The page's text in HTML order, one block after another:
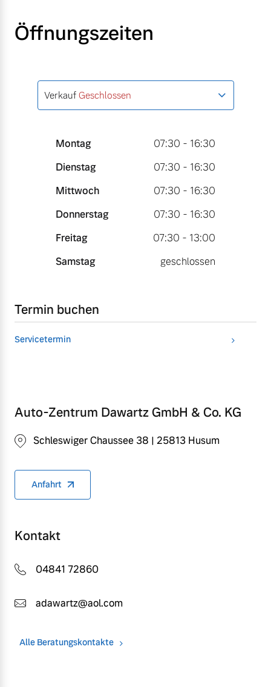
Öffnungszeiten
Verkauf Geschlossen
Montag
07:30 - 16:30
Dienstag
07:30 - 16:30
Mittwoch
07:30 - 16:30
Donnerstag
07:30 - 16:30
Freitag
07:30 - 13:00
Samstag
geschlossen
Termin buchen
Servicetermin
Auto-Zentrum Dawartz GmbH & Co. KG
Schleswiger Chaussee 38 | 25813 Husum
Anfahrt
Kontakt
04841 72860
adawartz@aol.com
Alle Beratungskontakte